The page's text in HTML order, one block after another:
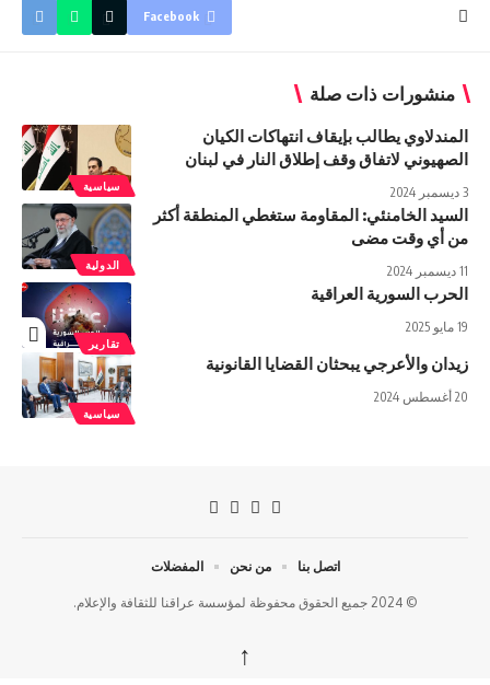
Facebook
منشورات ذات صلة
سياسية
المندلاوي يطالب بإيقاف انتهاكات الكيان
الصهيوني لاتفاق وقف إطلاق النار في لبنان
3 ديسمبر 2024
الدولية
السيد الخامنئي: المقاومة ستغطي المنطقة أكثر
من أي وقت مضى
11 ديسمبر 2024
تقارير
الحرب السورية العراقية
19 مايو 2025
سياسية
زيدان والأعرجي يبحثان القضايا القانونیة
20 أغسطس 2024
© 2024 جميع الحقوق محفوظة لمؤسسة عراقنا للثقافة والإعلام.
اتصل بنا من نحن المفضلات
↑